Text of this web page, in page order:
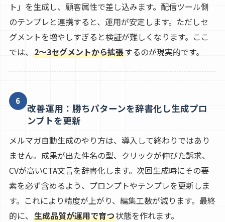
ト」を生成し、顧客属性で差し込みます。配信ツール側
のテンプレと連携すると、運用が安定します。ただしセ
グメントを増やしすぎると検証が難しくなります。ここ
では、 2〜3セグメントから拡張するのが現実的です。
6
改善運用：勝ちパターンを辞書化し生成プロ
ンプトを更新
メルマガ自動生成のやり方は、導入して終わりではあり
ません。成果が出た件名の型、クリックが伸びた訴求、
CVが高いCTA文言を辞書化します。次回生成時にその要
素を必ず含めるよう、プロンプトやテンプレを更新しま
す。これにより精度が上がり、編集工数が減ります。最終
的に、 生成品質が運用で育つ状態を作れます。